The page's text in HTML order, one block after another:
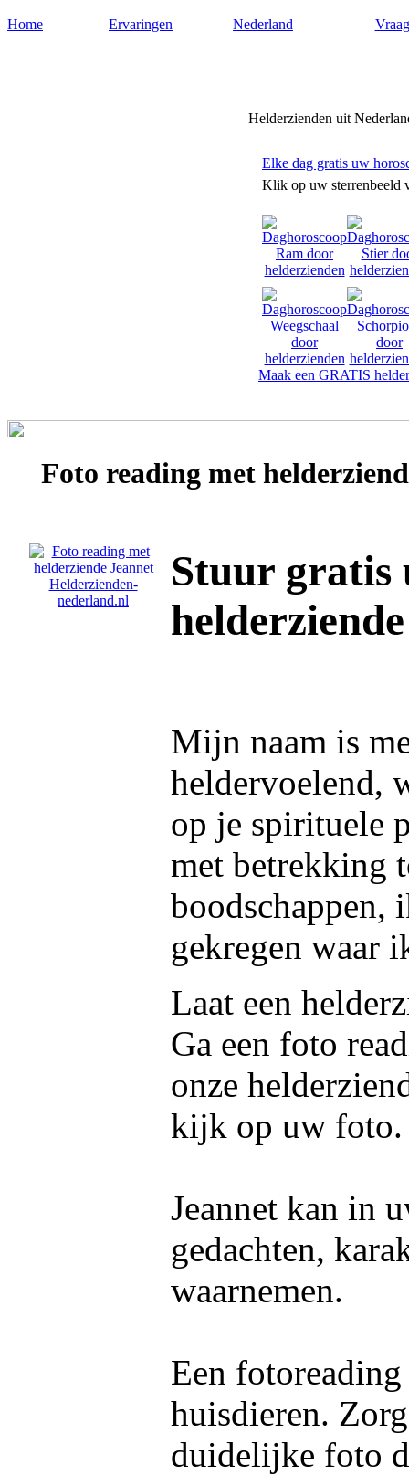
Home Ervaringen Nederland
Helderzienden uit
Elke dag gratis uw
Klik op uw sterrenbeeld
Maak een GRATIS
Foto reading met
Stuur gratis
Mijn naam is
heldervoelend,
op je spirituele
met betrekking
boodschappen,
gekregen waar
Laat een
Ga een foto
onze
kijk op uw foto.
Jeannet kan in
gedachten,
waarnemen.
Een
huisdieren.
duidelijke foto